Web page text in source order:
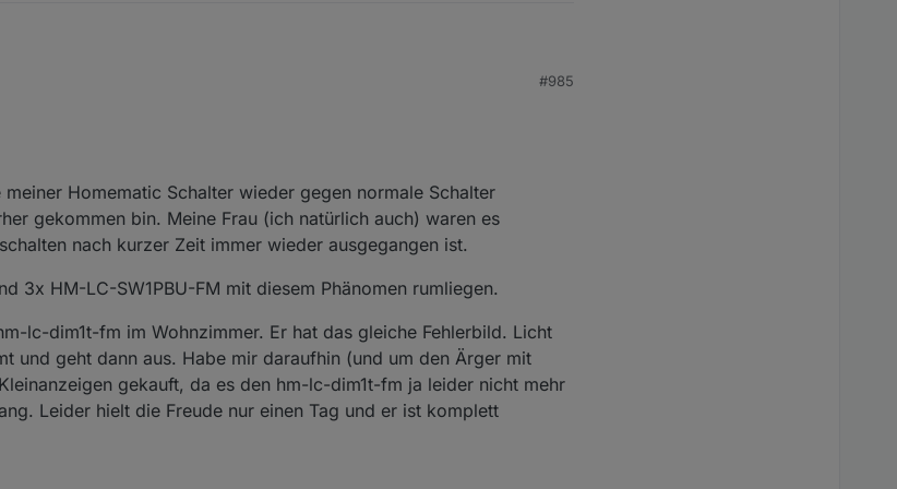
irgendwann gehen die fast alle über den Jordan. Nur weil es bei dir
ich an mögliche Überlast. Aber wenn das innerhalb von längerer Zeit passierte,
#985
Homematic Schalter wieder gegen normale Schalter
gekommen bin. Meine Frau (ich natürlich auch) waren es
nach kurzer Zeit immer wieder ausgegangen ist.
3x HM-LC-SW1PBU-FM mit diesem Phänomen rumliegen.
lc-dim1t-fm im Wohnzimmer. Er hat das gleiche Fehlerbild. Licht
und geht dann aus. Habe mir daraufhin (und um den Ärger mit
gekauft, da es den hm-lc-dim1t-fm ja leider nicht mehr
Leider hielt die Freude nur einen Tag und er ist komplett